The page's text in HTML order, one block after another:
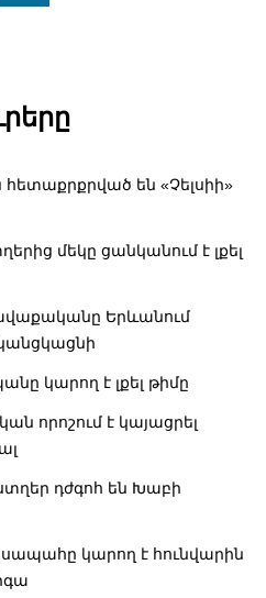
են «Չելսիի»
մեկը ցանկանում է լքել
Երևանում
կարող է լքել թիմը
որոշում է կայացրել
դժգոհ են Խաբի
կարող է հունվարին